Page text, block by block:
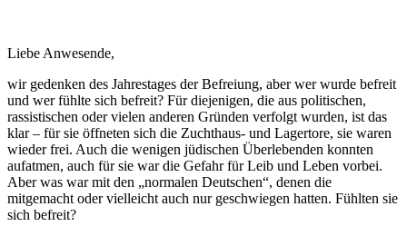
Liebe Anwesende,
wir gedenken des Jahrestages der Befreiung, aber wer wurde befreit
und wer fühlte sich befreit? Für diejenigen, die aus politischen,
rassistischen oder vielen anderen Gründen verfolgt wurden, ist das
klar – für sie öffneten sich die Zuchthaus- und Lagertore, sie waren
wieder frei. Auch die wenigen jüdischen Überlebenden konnten
aufatmen, auch für sie war die Gefahr für Leib und Leben vorbei.
Aber was war mit den „normalen Deutschen“, denen die
mitgemacht oder vielleicht auch nur geschwiegen hatten. Fühlten sie
sich befreit?